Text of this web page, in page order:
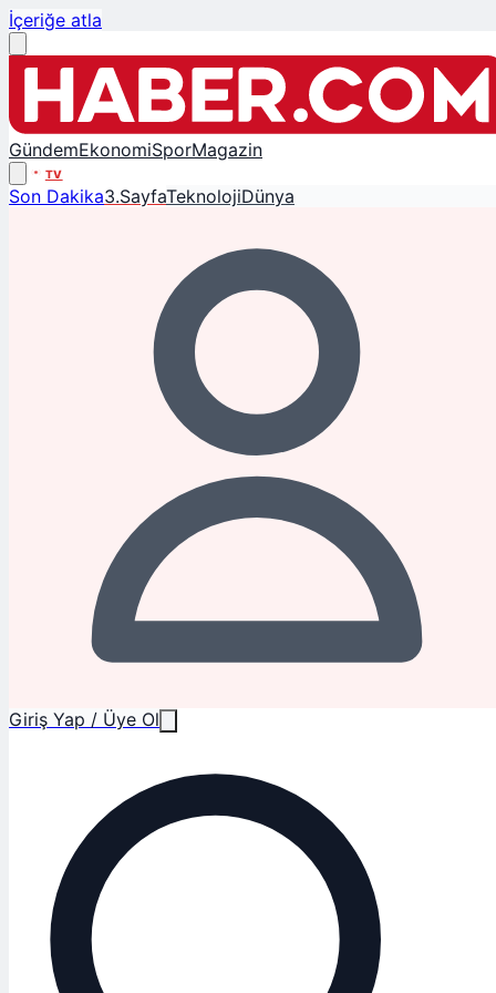
İçeriğe atla
GündemEkonomiSporMagazin
TV
Son Dakika3.SayfaTeknolojiDünya
Giriş Yap / Üye Ol